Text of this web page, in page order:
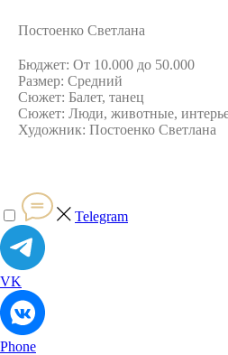
Постоенко Светлана
Бюджет: От 10.000 до 50.000
Размер: Средний
Сюжет: Балет, танец
Сюжет: Люди, животные,
Художник: Постоенко Светлана
Telegram
VK
Phone